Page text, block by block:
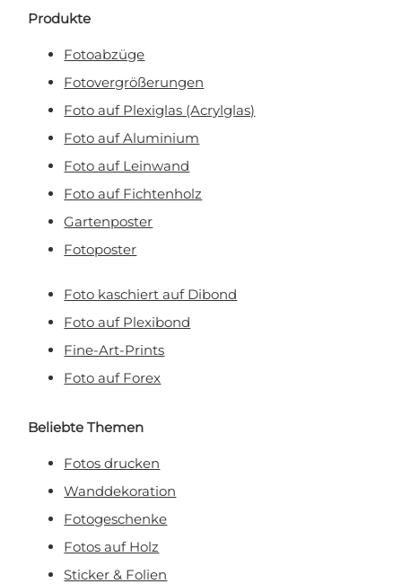
Produkte
Fotoabzüge
Fotovergrößerungen
Foto auf Plexiglas (Acrylglas)
Foto auf Aluminium
Foto auf Leinwand
Foto auf Fichtenholz
Gartenposter
Fotoposter
Foto kaschiert auf Dibond
Foto auf Plexibond
Fine-Art-Prints
Foto auf Forex
Beliebte Themen
Fotos drucken
Wanddekoration
Fotogeschenke
Fotos auf Holz
Sticker & Folien
Rabatt anfordern!
Nein, ich will keinen Rabatt!
Mit Ihrer Anmeldung erklären Sie sich damit einverstanden, E-Mail-Marketing zu